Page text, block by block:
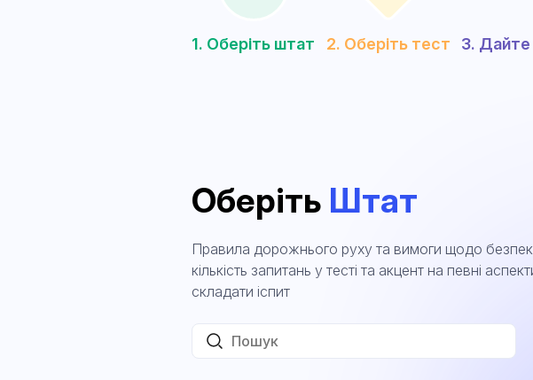
1. Оберіть штат 2. Оберіть тест 3. Дайте
Оберіть Штат
Правила дорожнього руху та вимоги щодо
кількість запитань у тесті та акцент на певні
складати іспит